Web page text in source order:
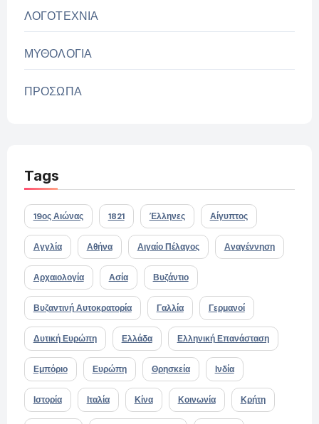
ΛΟΓΟΤΕΧΝΙΑ
ΜΥΘΟΛΟΓΙΑ
ΠΡΟΣΩΠΑ
Tags
19ος Αιώνας 1821 Έλληνες Αίγυπτος
Αγγλία Αθήνα Αιγαίο Πέλαγος Αναγέννηση
Αρχαιολογία Ασία Βυζάντιο
Βυζαντινή Αυτοκρατορία Γαλλία Γερμανοί
Δυτική Ευρώπη Ελλάδα Ελληνική Επανάσταση
Εμπόριο Ευρώπη Θρησκεία Ινδία
Ιστορία Ιταλία Κίνα Κοινωνία Κρήτη